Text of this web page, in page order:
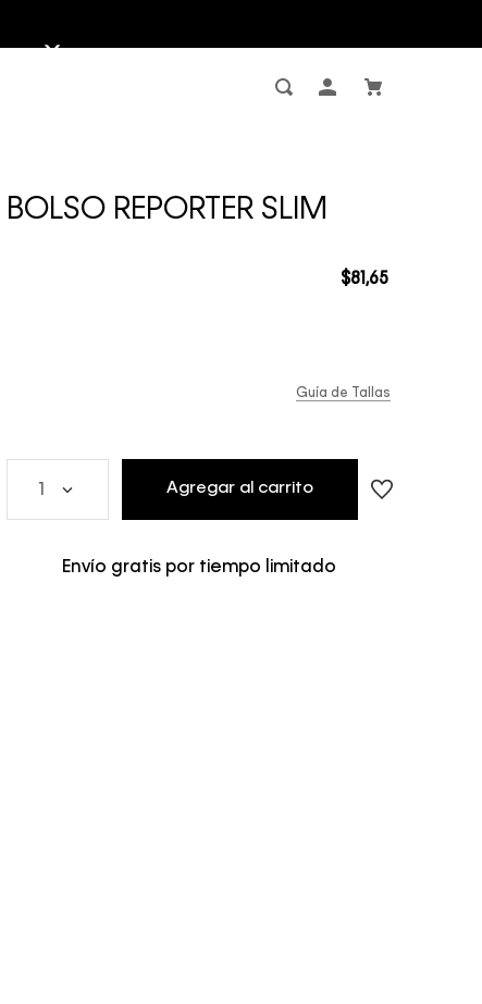
BOLSO REPORTER SLIM
$81 ,65
Guía de Tallas
Agregar al carrito
Envío gratis por tiempo limitado